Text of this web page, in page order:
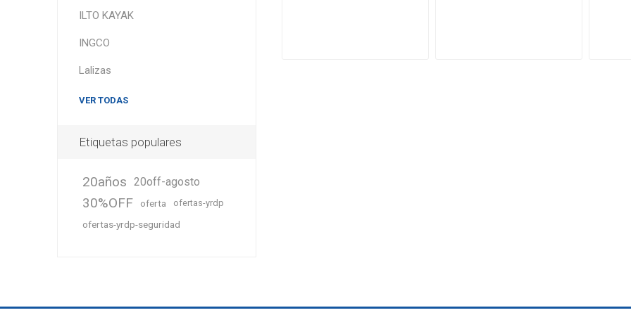
ILTO KAYAK
INGCO
Lalizas
VER TODAS
Etiquetas populares
20años 20off-agosto
30%OFF oferta ofertas-yrdp
ofertas-yrdp-seguridad